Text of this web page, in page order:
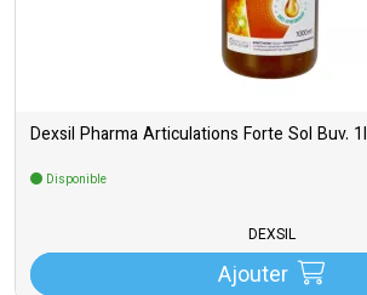
Dexsil Pharma Articulations Forte Sol Buv. 1l
Disponible
DEXSIL
Ajouter